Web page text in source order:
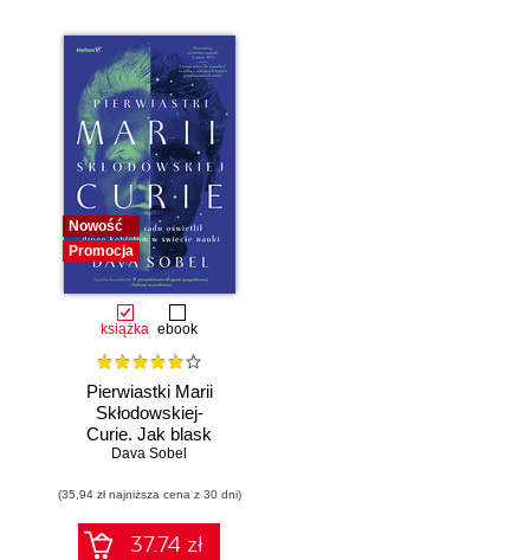
kreatywności.
Wydanie II
Nowość
Promocja
książka ebook
Pierwiastki Marii
Skłodowskiej-
Curie. Jak blask
radu oświetlił drogę
świecie nauki
Dava Sobel
(35,94 zł najniższa cena z 30 dni)
37.74 zł